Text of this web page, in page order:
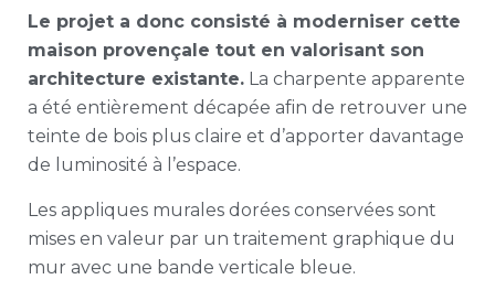
Le projet a donc consisté à moderniser cette
maison provençale tout en valorisant son
architecture existante. La charpente apparente
a été entièrement décapée afin de retrouver une
teinte de bois plus claire et d’apporter davantage
de luminosité à l’espace.
Les appliques murales dorées conservées sont
mises en valeur par un traitement graphique du
mur avec une bande verticale bleue.